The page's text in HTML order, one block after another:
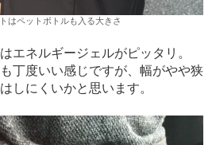
はペットボトルも入る大きさ
エネルギージェルがピッタリ。
丁度いい感じですが、幅がやや狭
しにくいかと思います。